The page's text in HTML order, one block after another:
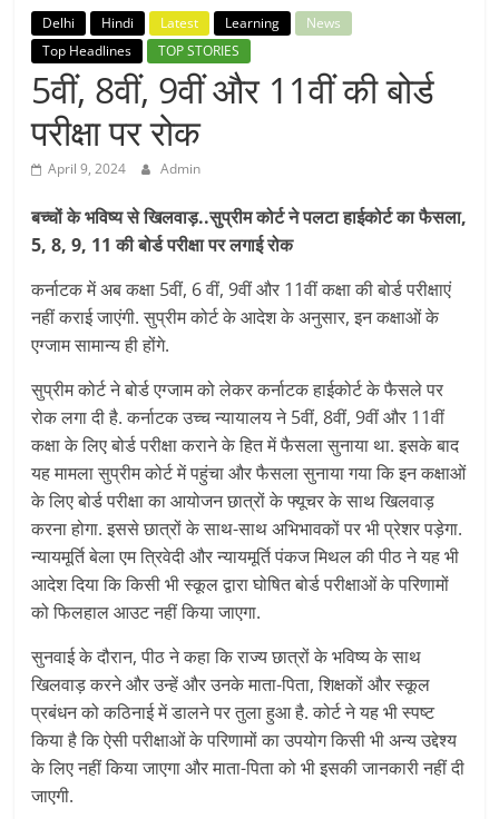
Breaking
News,
Today's
News
Delhi Hindi Latest Learning
News
Top Headlines
TOP STORIES
5वीं, 8वीं, 9वीं और 11वीं की बोर्ड
परीक्षा पर रोक
April 9, 2024 Admin
बच्चों के भविष्य से खिलवाड़..सुप्रीम कोर्ट ने पलटा हाईकोर्ट का फैसला,
5, 8, 9, 11 की बोर्ड परीक्षा पर लगाई रोक
कर्नाटक में अब कक्षा 5वीं, 6 वीं, 9वीं और 11वीं कक्षा की बोर्ड परीक्षाएं
नहीं कराई जाएंगी. सुप्रीम कोर्ट के आदेश के अनुसार, इन कक्षाओं के
एग्जाम सामान्य ही होंगे.
सुप्रीम कोर्ट ने बोर्ड एग्जाम को लेकर कर्नाटक हाईकोर्ट के फैसले पर
रोक लगा दी है. कर्नाटक उच्च न्यायालय ने 5वीं, 8वीं, 9वीं और 11वीं
कक्षा के लिए बोर्ड परीक्षा कराने के हित में फैसला सुनाया था. इसके बाद
यह मामला सुप्रीम कोर्ट में पहुंचा और फैसला सुनाया गया कि इन कक्षाओं
के लिए बोर्ड परीक्षा का आयोजन छात्रों के फ्यूचर के साथ खिलवाड़
करना होगा. इससे छात्रों के साथ-साथ अभिभावकों पर भी प्रेशर पड़ेगा.
न्यायमूर्ति बेला एम त्रिवेदी और न्यायमूर्ति पंकज मिथल की पीठ ने यह भी
आदेश दिया कि किसी भी स्कूल द्वारा घोषित बोर्ड परीक्षाओं के परिणामों
को फिलहाल आउट नहीं किया जाएगा.
सुनवाई के दौरान, पीठ ने कहा कि राज्य छात्रों के भविष्य के साथ
खिलवाड़ करने और उन्हें और उनके माता-पिता, शिक्षकों और स्कूल
प्रबंधन को कठिनाई में डालने पर तुला हुआ है. कोर्ट ने यह भी स्पष्ट
किया है कि ऐसी परीक्षाओं के परिणामों का उपयोग किसी भी अन्य उद्देश्य
के लिए नहीं किया जाएगा और माता-पिता को भी इसकी जानकारी नहीं दी
जाएगी.